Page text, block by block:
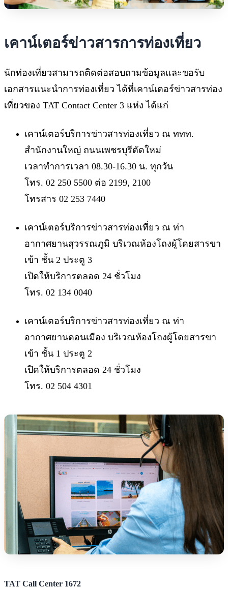
เคาน์เตอร์ข่าวสารการท่องเที่ยว
นักท่องเที่ยวสามารถติดต่อสอบถามข้อมูลและขอรับ
เอกสารแนะนำการท่องเที่ยว ได้ที่เคาน์เตอร์ข่าวสารท่อง
เที่ยวของ TAT Contact Center 3 แห่ง ได้แก่
เคาน์เตอร์บริการข่าวสารท่องเที่ยว ณ ททท.
สำนักงานใหญ่ ถนนเพชรบุรีตัดใหม่
เวลาทำการเวลา 08.30-16.30 น. ทุกวัน
โทร. 02 250 5500 ต่อ 2199, 2100
โทรสาร 02 253 7440
เคาน์เตอร์บริการข่าวสารท่องเที่ยว ณ ท่า
อากาศยานสุวรรณภูมิ บริเวณห้องโถงผู้โดยสารขา
เข้า ชั้น 2 ประตู 3
เปิดให้บริการตลอด 24 ชั่วโมง
โทร. 02 134 0040
เคาน์เตอร์บริการข่าวสารท่องเที่ยว ณ ท่า
อากาศยานดอนเมือง บริเวณห้องโถงผู้โดยสารขา
เข้า ชั้น 1 ประตู 2
เปิดให้บริการตลอด 24 ชั่วโมง
โทร. 02 504 4301
TAT Call Center 1672